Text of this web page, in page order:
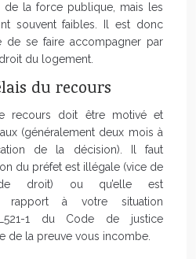
de la force publique, mais les
souvent faibles. Il est donc
de se faire accompagner par
du logement.
du recours
recours doit être motivé et
(généralement deux mois à
de la décision). Il faut
du préfet est illégale (vice de
droit) ou qu’elle est
rapport à votre situation
1 du Code de justice
de la preuve vous incombe.